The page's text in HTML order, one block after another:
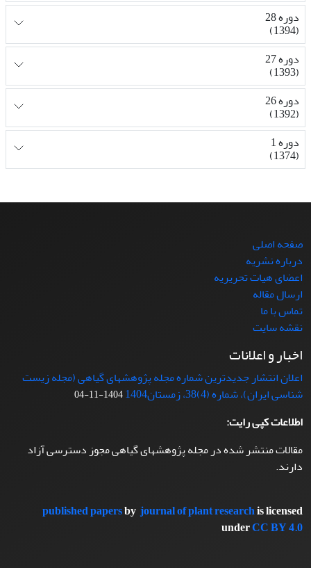
دوره 28
(1394)
دوره 27
(1393)
دوره 26
(1392)
دوره 1
(1374)
صفحه اصلی
درباره نشریه
اعضای هیات تحریریه
ارسال مقاله
تماس با ما
نقشه سایت
اخبار و اعلانات
اعلان انتشار جدیدترین شماره مجله پژوهشهای گیاهی (مجله زیست
شناسی ایران)، شماره (4)38، زمستان1404
1404-11-04
اطلاعات کپی رایت:
مقالات منتشر شده در مجله پژوهشهای گیاهی مجوز دسترسی آزاد
دارند.
published papersbyjournal of plant researchis licensed
underCC BY 4.0